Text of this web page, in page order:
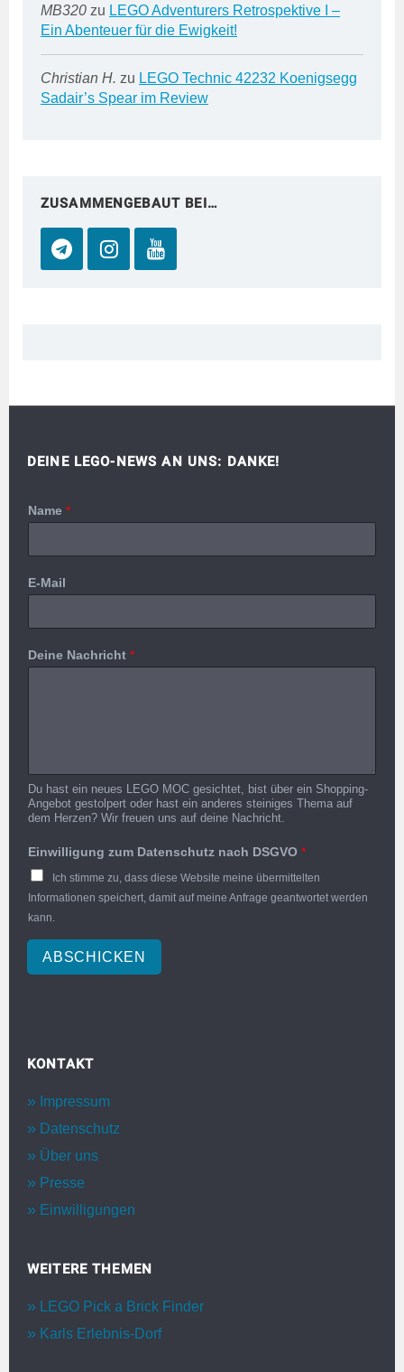
MB320 zu LEGO Adventurers Retrospektive I –
Ein Abenteuer für die Ewigkeit!
Christian H. zu LEGO Technic 42232 Koenigsegg
Sadair’s Spear im Review
ZUSAMMENGEBAUT BEI…
DEINE LEGO-NEWS AN UNS: DANKE!
Name *
E-Mail
Deine Nachricht *
Du hast ein neues LEGO MOC gesichtet, bist über ein Shopping-
Angebot gestolpert oder hast ein anderes steiniges Thema auf
dem Herzen? Wir freuen uns auf deine Nachricht.
Einwilligung zum Datenschutz nach DSGVO *
Ich stimme zu, dass diese Website meine übermittelten
Informationen speichert, damit auf meine Anfrage geantwortet werden
kann.
ABSCHICKEN
KONTAKT
Impressum
Datenschutz
Über uns
Presse
Einwilligungen
WEITERE THEMEN
LEGO Pick a Brick Finder
Karls Erlebnis-Dorf